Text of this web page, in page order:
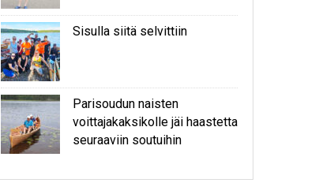
Sisulla siitä selvittiin
Parisoudun naisten
voittajakaksikolle jäi haastetta
seuraaviin soutuihin